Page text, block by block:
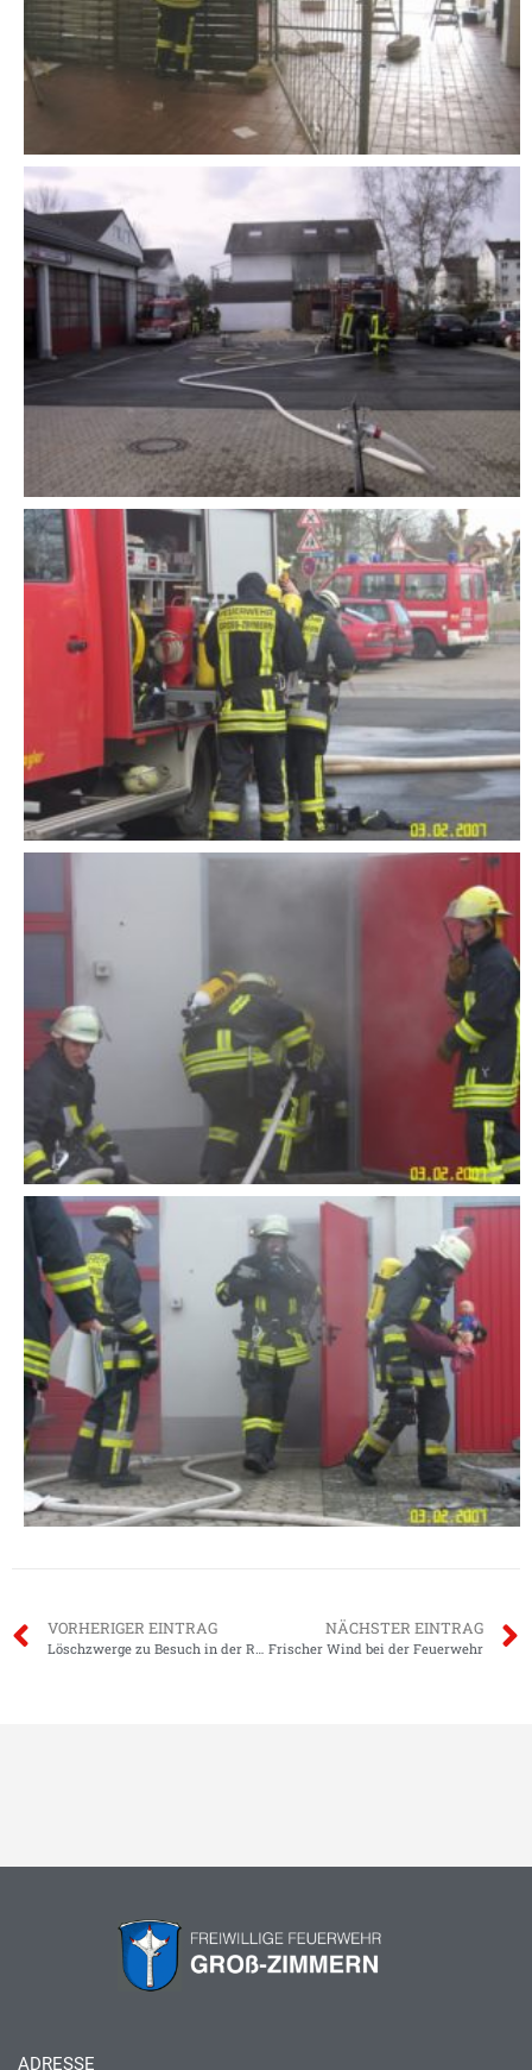
VORHERIGER EINTRAG
Löschzwerge zu Besuch in der Rettungsleitstelle
NÄCHSTER EINTRAG
Frischer Wind bei der Feuerwehr
ADRESSE